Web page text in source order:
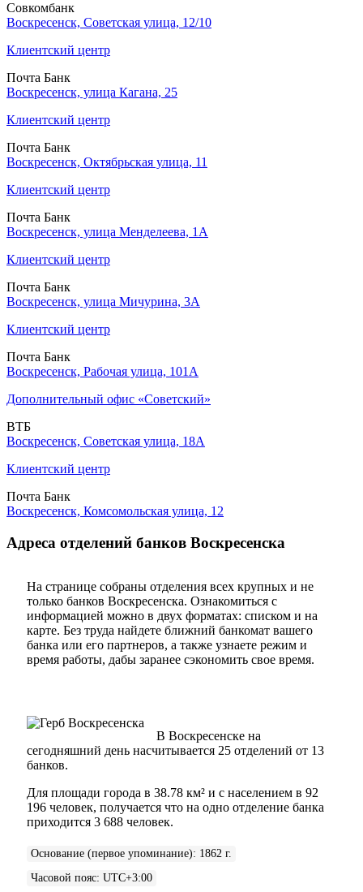
Совкомбанк
Воскресенск, Советская улица, 12/10
Клиентский центр
Почта Банк
Воскресенск, улица Кагана, 25
Клиентский центр
Почта Банк
Воскресенск, Октябрьская улица, 11
Клиентский центр
Почта Банк
Воскресенск, улица Менделеева, 1А
Клиентский центр
Почта Банк
Воскресенск, улица Мичурина, 3А
Клиентский центр
Почта Банк
Воскресенск, Рабочая улица, 101А
Дополнительный офис «Советский»
ВТБ
Воскресенск, Советская улица, 18А
Клиентский центр
Почта Банк
Воскресенск, Комсомольская улица, 12
Адреса отделений банков Воскресенска
На странице собраны отделения всех крупных и не
только банков Воскресенска. Ознакомиться с
информацией можно в двух форматах: списком и на
карте. Без труда найдете ближний банкомат вашего
банка или его партнеров, а также узнаете режим и
время работы, дабы заранее сэкономить свое время.
В Воскресенске на
сегодняшний день насчитывается 25 отделений от 13
банков.
Для площади города в 38.78 км² и с населением в 92
196 человек, получается что на одно отделение банка
приходится 3 688 человек.
Основание (первое упоминание): 1862 г.
Часовой пояс: UTC+3:00